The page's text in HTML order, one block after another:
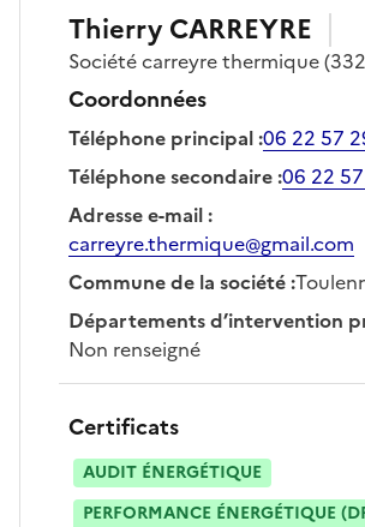
Thierry CARREYRE
Sociétécarreyre thermique
Coordonnées
Téléphone principal:06 22 57
Téléphone secondaire:06 22
Adresse e-mail:
carreyre.thermique@gmail.com
Commune de la société:
Départements d’intervention
Non renseigné
Certificats
AUDIT ÉNERGÉTIQUE
PERFORMANCE ÉNERGÉTIQUE